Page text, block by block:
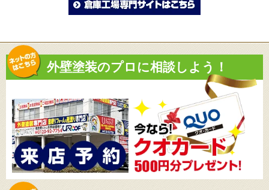
外壁塗装のプロに相談しよう！